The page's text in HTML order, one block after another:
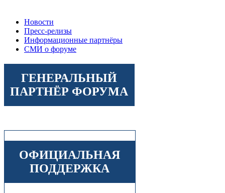
Новости
Пресс-релизы
Информационные партнёры
СМИ о форуме
ГЕНЕРАЛЬНЫЙ
ПАРТНЁР ФОРУМА
ОФИЦИАЛЬНАЯ
ПОДДЕРЖКА